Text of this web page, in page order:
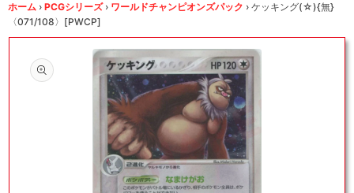
ホーム › PCGシリーズ › ワールドチャンピオンズパック › ケッキング(☆){無}
〈071/108〉[PWCP]